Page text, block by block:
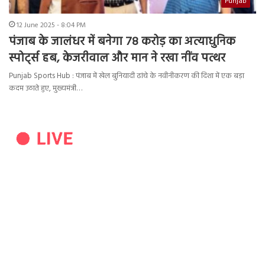
12 June 2025 - 8:04 PM
पंजाब के जालंधर में बनेगा 78 करोड़ का अत्याधुनिक
स्पोर्ट्स हब, केजरीवाल और मान ने रखा नींव पत्थर
Punjab Sports Hub : पंजाब में खेल बुनियादी ढांचे के नवीनीकरण की दिशा में एक बड़ा
कदम उठाते हुए, मुख्यमंत्री…